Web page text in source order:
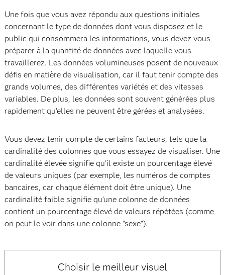
Une fois que vous avez répondu aux questions initiales
concernant le type de données dont vous disposez et le
public qui consommera les informations, vous devez vous
préparer à la quantité de données avec laquelle vous
travaillerez. Les données volumineuses posent de nouveaux
défis en matière de visualisation, car il faut tenir compte des
grands volumes, des différentes variétés et des vitesses
variables. De plus, les données sont souvent générées plus
rapidement qu'elles ne peuvent être gérées et analysées.
Vous devez tenir compte de certains facteurs, tels que la
cardinalité des colonnes que vous essayez de visualiser. Une
cardinalité élevée signifie qu'il existe un pourcentage élevé
de valeurs uniques (par exemple, les numéros de comptes
bancaires, car chaque élément doit être unique). Une
cardinalité faible signifie qu'une colonne de données
contient un pourcentage élevé de valeurs répétées (comme
on peut le voir dans une colonne "sexe").
Choisir le meilleur visuel